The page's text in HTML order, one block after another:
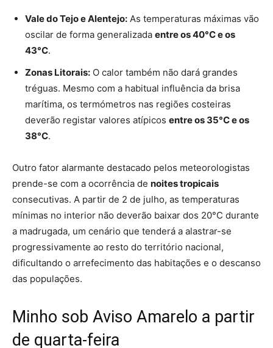
Vale do Tejo e Alentejo: As temperaturas máximas vão
oscilar de forma generalizada entre os 40°C e os
43°C.
Zonas Litorais: O calor também não dará grandes
tréguas. Mesmo com a habitual influência da brisa
marítima, os termómetros nas regiões costeiras
deverão registar valores atípicos entre os 35°C e os
38°C.
Outro fator alarmante destacado pelos meteorologistas
prende-se com a ocorrência de noites tropicais
consecutivas. A partir de 2 de julho, as temperaturas
mínimas no interior não deverão baixar dos 20°C durante
a madrugada, um cenário que tenderá a alastrar-se
progressivamente ao resto do território nacional,
dificultando o arrefecimento das habitações e o descanso
das populações.
Minho sob Aviso Amarelo a partir
de quarta-feira